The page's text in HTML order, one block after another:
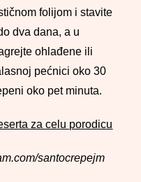
folijom i stavite
dva dana, a u
ohlađene ili
pećnici oko 30
oko pet minuta.
za celu porodicu
santocrepejm